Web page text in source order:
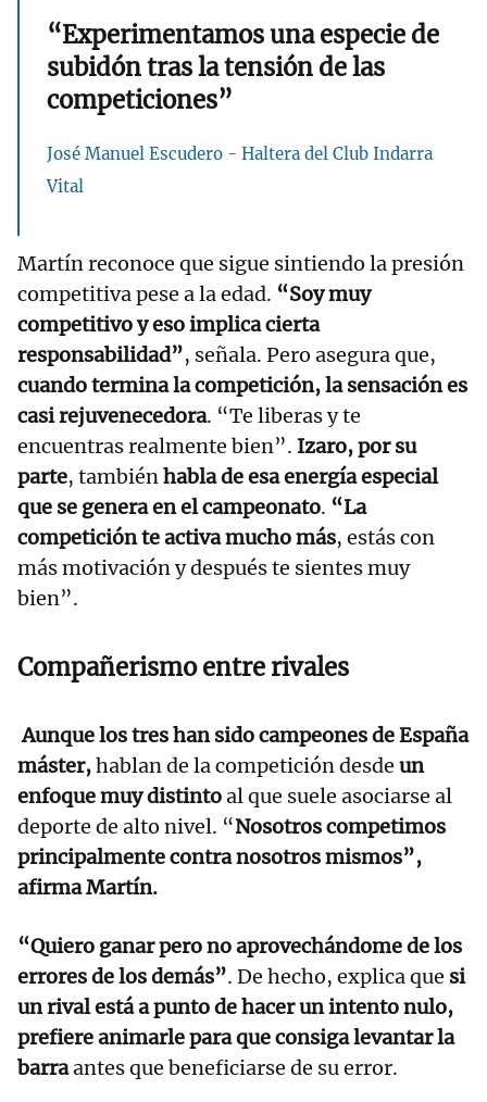
“Experimentamos una especie de
subidón tras la tensión de las
competiciones”
José Manuel Escudero - Haltera del Club Indarra
Vital
Martín reconoce que sigue sintiendo la presión
competitiva pese a la edad. “Soy muy
competitivo y eso implica cierta
responsabilidad”, señala. Pero asegura que,
cuando termina la competición, la sensación es
casi rejuvenecedora. “Te liberas y te
encuentras realmente bien”. Izaro, por su
parte, tambiénhabla de esa energía especial
que se genera en el campeonato. “La
competición te activa mucho más, estás con
más motivación y después te sientes muy
bien”.
Compañerismo entre rivales
Aunque los tres han sido campeones de España
máster,hablan de la competición desde un
enfoque muy distintoal que suele asociarse al
deporte de alto nivel. “Nosotros competimos
principalmente contra nosotros mismos”,
afirma Martín.
“Quiero ganar pero no aprovechándome de los
errores de los demás”. De hecho, explica que si
un rival está a punto de hacer un intento nulo,
prefiere animarle para que consiga levantar la
barraantes que beneficiarse de su error.